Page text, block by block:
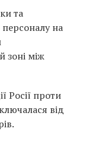
та
персоналу на
зоні між
Росії проти
від